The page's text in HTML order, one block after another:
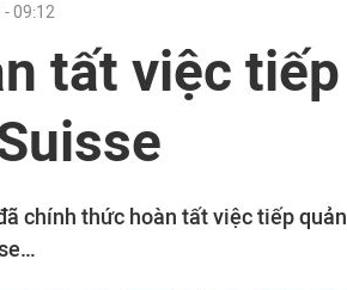
09:12
tất việc tiếp
chính thức hoàn tất việc tiếp quản